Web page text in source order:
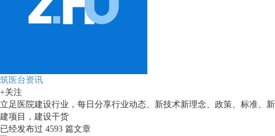
筑医台资讯
+关注
立足医院建设行业，每日分享行业动态、新技术新理念、政策、标准、新
建项目，建设干货
已经发布过 4593 篇文章